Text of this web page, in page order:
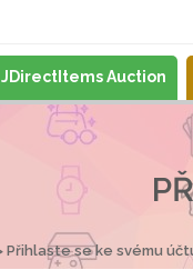
JDirectItems Auction
Přihlaste se ke svému